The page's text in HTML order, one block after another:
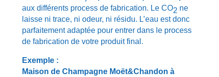
aux différents process de fabrication. Le CO2 ne
laisse ni trace, ni odeur, ni résidu. L’eau est donc
parfaitement adaptée pour entrer dans le process
de fabrication de votre produit final.
Exemple :
Maison de Champagne Moët&Chandon à